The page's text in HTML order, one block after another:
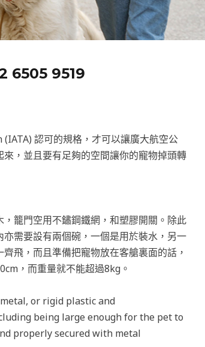
6505 9519
認可的規格，才可以讓廣大航空公
，並且要有足夠的空間讓你的寵物掉頭轉
籠門空用不鏽鋼鐵網，和塑膠開關。除此
需要設有兩個碗，一個是用於裝水，另一
飛，而且準備把寵物放在客艙裏面的話，
，而重量就不能超過8kg。
or rigid plastic and
being large enough for the pet to
properly secured with metal